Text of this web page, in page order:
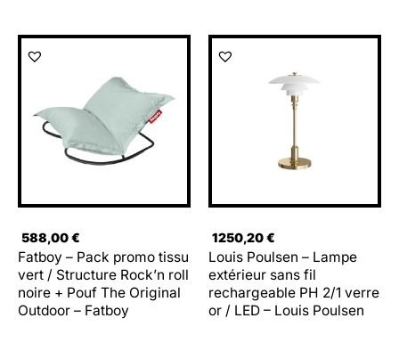
588,00€
Fatboy – Pack promo tissu
vert / Structure Rock’n roll
noire + Pouf The Original
Outdoor – Fatboy
1250,20€
Louis Poulsen – Lampe
extérieur sans fil
rechargeable PH 2/1 verre
or / LED – Louis Poulsen